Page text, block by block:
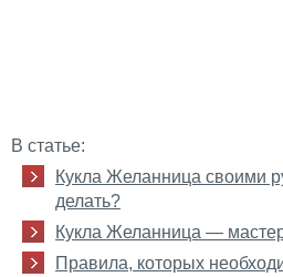
В статье:
Кукла Желанница своими
делать?
Кукла Желанница —
Правила, которых